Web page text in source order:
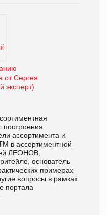
от Сергея
построения
ассортимента и
в ассортиментной
ЛЕОНОВ,
основатель
примерах
вопросы в рамках
портала